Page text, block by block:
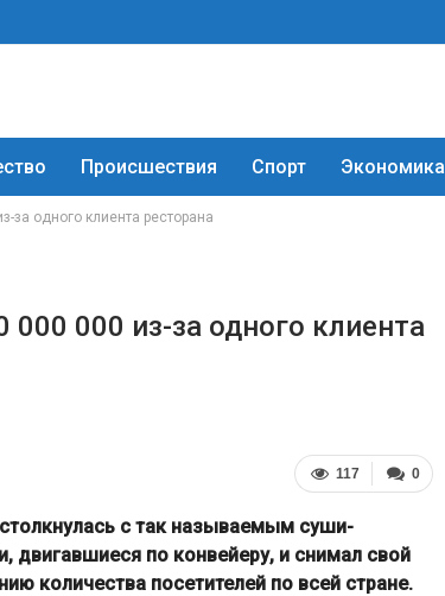
Происшествия Спорт Экономика
за одного клиента ресторана
000 из-за одного клиента
0
117
с так называемым суши-
двигавшиеся по конвейеру, и снимал свой
количества посетителей по всей стране.